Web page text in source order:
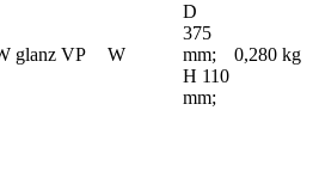
W
D
375
mm;
H 110
mm;
0,280 kg